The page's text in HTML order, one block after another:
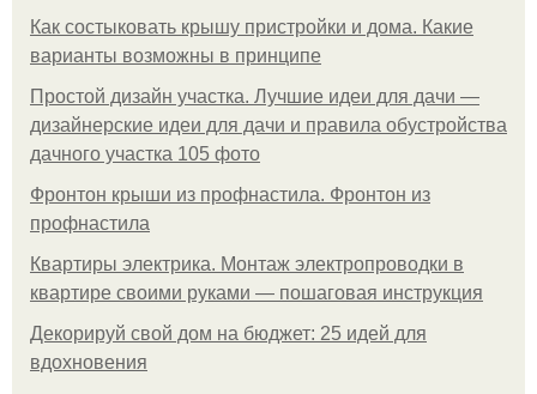
Как состыковать крышу пристройки и дома. Какие
варианты возможны в принципе
Простой дизайн участка. Лучшие идеи для дачи —
дизайнерские идеи для дачи и правила обустройства
дачного участка 105 фото
Фронтон крыши из профнастила. Фронтон из
профнастила
Квартиры электрика. Монтаж электропроводки в
квартире своими руками — пошаговая инструкция
Декорируй свой дом на бюджет: 25 идей для
вдохновения